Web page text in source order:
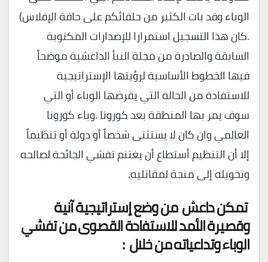
الوباء وقد بات الكثير من حلفائكم على حافة الإفلاس)
.كان هذا التسجيل استمرارا للإصدارات المكتوبة
السابقة والصادرة من مجلة النبأ الداعشية موضحاً
فيها الخطوط الأساسية لرؤيتها الإستراتيجية
للاستفادة من الحالة التي يفرضها الوباء أو التي
سوف يمر بها المنطقة بعد كورونا .وباء كورونا
العالمي وان كان لا يستثنى شخصاً أو دولة أو تنظيماً
إلا أن التنظيم أستطاع أن يغتنم تفشي الجائحة لصالحه
وتحويله إلى منحة لمقاتليه.
تمكن داعشمن وضع إستراتيجية آنية
وقصيرة الأمد للاستفادة القصوى من تفشي
الوباء وتداعياته من خلال: